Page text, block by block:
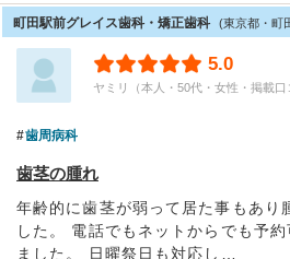
町田駅前グレイス歯科・矯正歯科 (東京都・町
5.0
ヤミリ（本人・50代・女性・掲載口
歯周病科
歯茎の腫れ
年齢的に歯茎が弱って居た事もあり
した。 電話でもネットからでも予
ました。 日曜祭日も対応し…